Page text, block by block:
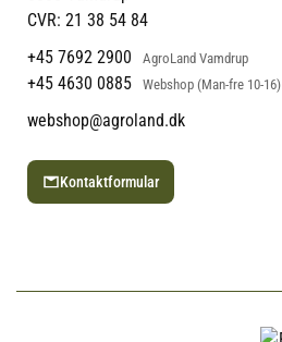
behagelig at bruge. Den er
fremstillet af stål og har en
totallængde på 650 mm, som
kan forlænges til 900 mm, hvilket
giver ekstra rækkevidde og
beskæringsopgaver.
Ofte stillede spørgsmål
CVR: 21 38 54 84
+45 7692 2900
AgroLand Vamdrup
+45 4630 0885 Webshop (Man-fre 10-16)
webshop@agroland.dk
Kontaktformular